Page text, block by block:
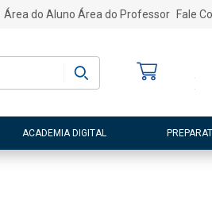
Área do Aluno Área do Professor Fale
ACADEMIA DIGITAL